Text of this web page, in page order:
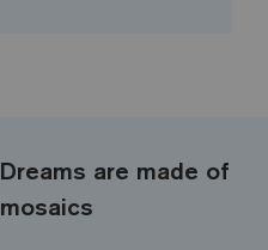
Dreams are made of
mosaics